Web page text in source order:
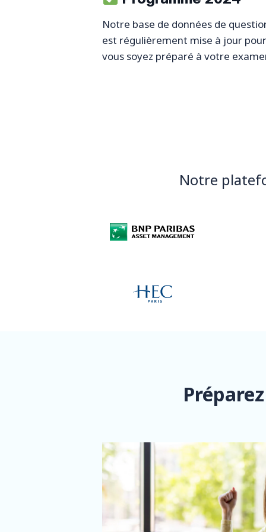
Notre base de données de
est régulièrement mise à jour
vous soyez préparé à votre
Notre